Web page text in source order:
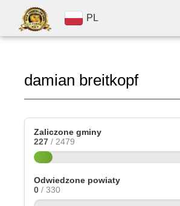
PL
damian breitkopf
Zaliczone gminy
227 / 2479
Odwiedzone powiaty
0 / 330